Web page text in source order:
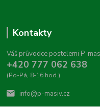
Kontakty
Váš průvodce postelemi P-
+420 777 062 638
(Po-Pá, 8-16 hod.)
info@p-masiv.cz